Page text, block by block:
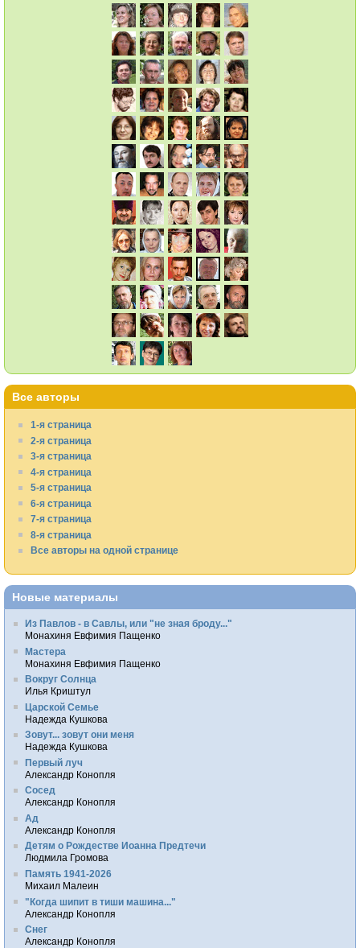
Все авторы
1-я страница
2-я страница
3-я страница
4-я страница
5-я страница
6-я страница
7-я страница
8-я страница
Все авторы на одной странице
Новые материалы
Из Павлов - в Савлы, или "не зная броду..."
Монахиня Евфимия Пащенко
Мастера
Монахиня Евфимия Пащенко
Вокруг Солнца
Илья Криштул
Царской Семье
Надежда Кушкова
Зовут... зовут они меня
Надежда Кушкова
Первый луч
Александр Конопля
Сосед
Александр Конопля
Ад
Александр Конопля
Детям о Рождестве Иоанна Предтечи
Людмила Громова
Память 1941-2026
Михаил Малеин
"Когда шипит в тиши машина..."
Александр Конопля
Снег
Александр Конопля